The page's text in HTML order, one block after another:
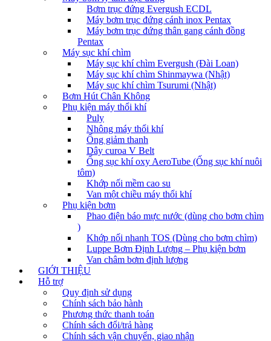
Bơm trục đứng Evergush ECDL
Máy bơm trục đứng cánh inox Pentax
Máy bơm trục đứng thân gang cánh đồng
Pentax
Máy sục khí chìm
Máy sục khí chìm Evergush (Đài Loan)
Máy sục khí chìm Shinmaywa (Nhật)
Máy sục khí chìm Tsurumi (Nhật)
Bơm Hút Chân Không
Phụ kiện máy thổi khí
Puly
Nhông máy thổi khí
Ống giảm thanh
Dây curoa V Belt
Ống sục khí oxy AeroTube (Ống sục khí nuôi
tôm)
Khớp nối mềm cao su
Van một chiều máy thổi khí
Phụ kiện bơm
Phao điện báo mực nước (dùng cho bơm chìm
)
Khớp nối nhanh TOS (Dùng cho bơm chìm)
Luppe Bơm Định Lượng – Phụ kiện bơm
Van châm bơm định lượng
GIỚI THIỆU
Hỗ trợ
Quy định sử dụng
Chính sách bảo hành
Phương thức thanh toán
Chính sách đổi/trả hàng
Chính sách vận chuyển, giao nhận